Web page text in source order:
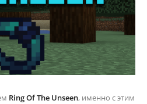
Ring Of The Unseen, именно с этим